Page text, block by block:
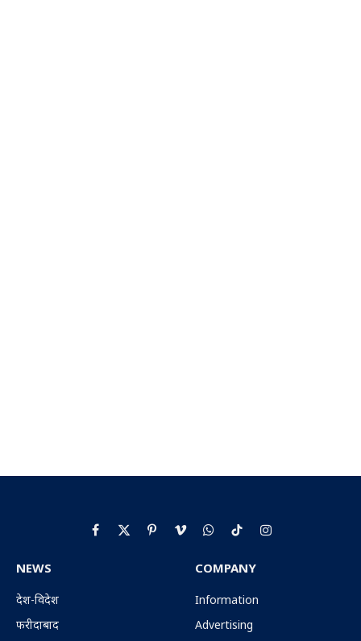
Facebook
X
PinterestVimeoWhatsApp
TikTokInstagram
NEWS
देश-विदेश
फरीदाबाद
COMPANY
Information
Advertising